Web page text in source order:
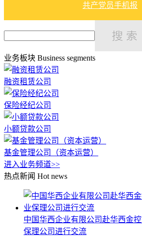
共产党员手机报
业务板块 Business segments
融资租赁公司
保险经纪公司
小额贷款公司
基金管理公司（资本运营）
进入业务频道>>
热点新闻 Hot news
中国华西企业有限公司赴华西金
保理公司进行交流